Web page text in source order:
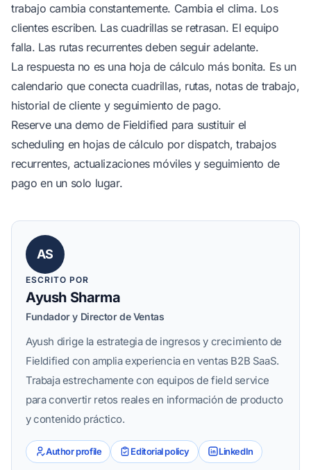
trabajo cambia constantemente. Cambia el clima. Los
clientes escriben. Las cuadrillas se retrasan. El equipo
falla. Las rutas recurrentes deben seguir adelante.
La respuesta no es una hoja de cálculo más bonita. Es un
calendario que conecta cuadrillas, rutas, notas de trabajo,
historial de cliente y seguimiento de pago.
Reserve una demo de Fieldified para sustituir el
scheduling en hojas de cálculo por dispatch, trabajos
recurrentes, actualizaciones móviles y seguimiento de
pago en un solo lugar.
AS
ESCRITO POR
Ayush Sharma
Fundador y Director de Ventas
Ayush dirige la estrategia de ingresos y crecimiento de
Fieldified con amplia experiencia en ventas B2B SaaS.
Trabaja estrechamente con equipos de field service
para convertir retos reales en información de producto
y contenido práctico.
Author profile Editorial policy LinkedIn